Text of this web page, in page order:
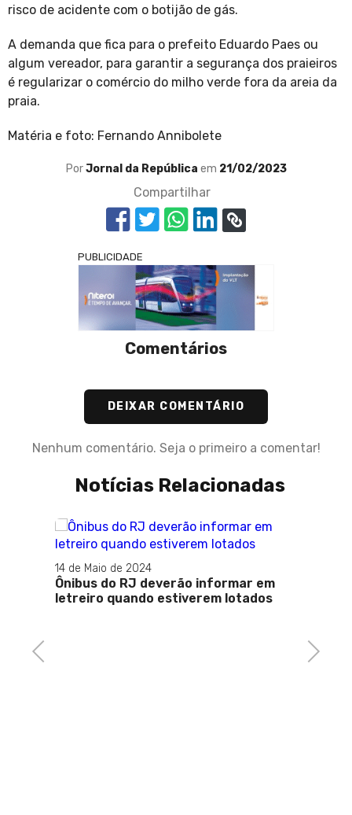
risco de acidente com o botijão de gás.
A demanda que fica para o prefeito Eduardo Paes ou
algum vereador, para garantir a segurança dos praieiros
é regularizar o comércio do milho verde fora da areia da
praia.
Matéria e foto: Fernando Annibolete
PorJornal da República em 21/02/2023
Compartilhar
PUBLICIDADE
Comentários
DEIXAR COMENTÁRIO
Nenhum comentário. Seja o primeiro a comentar!
Notícias Relacionadas
Previous
14 de Maio de 2024
Ônibus do RJ deverão informar em
letreiro quando estiverem lotados
Next